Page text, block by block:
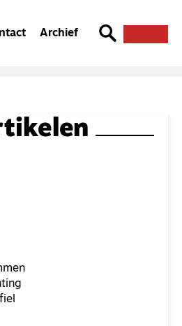
Archief